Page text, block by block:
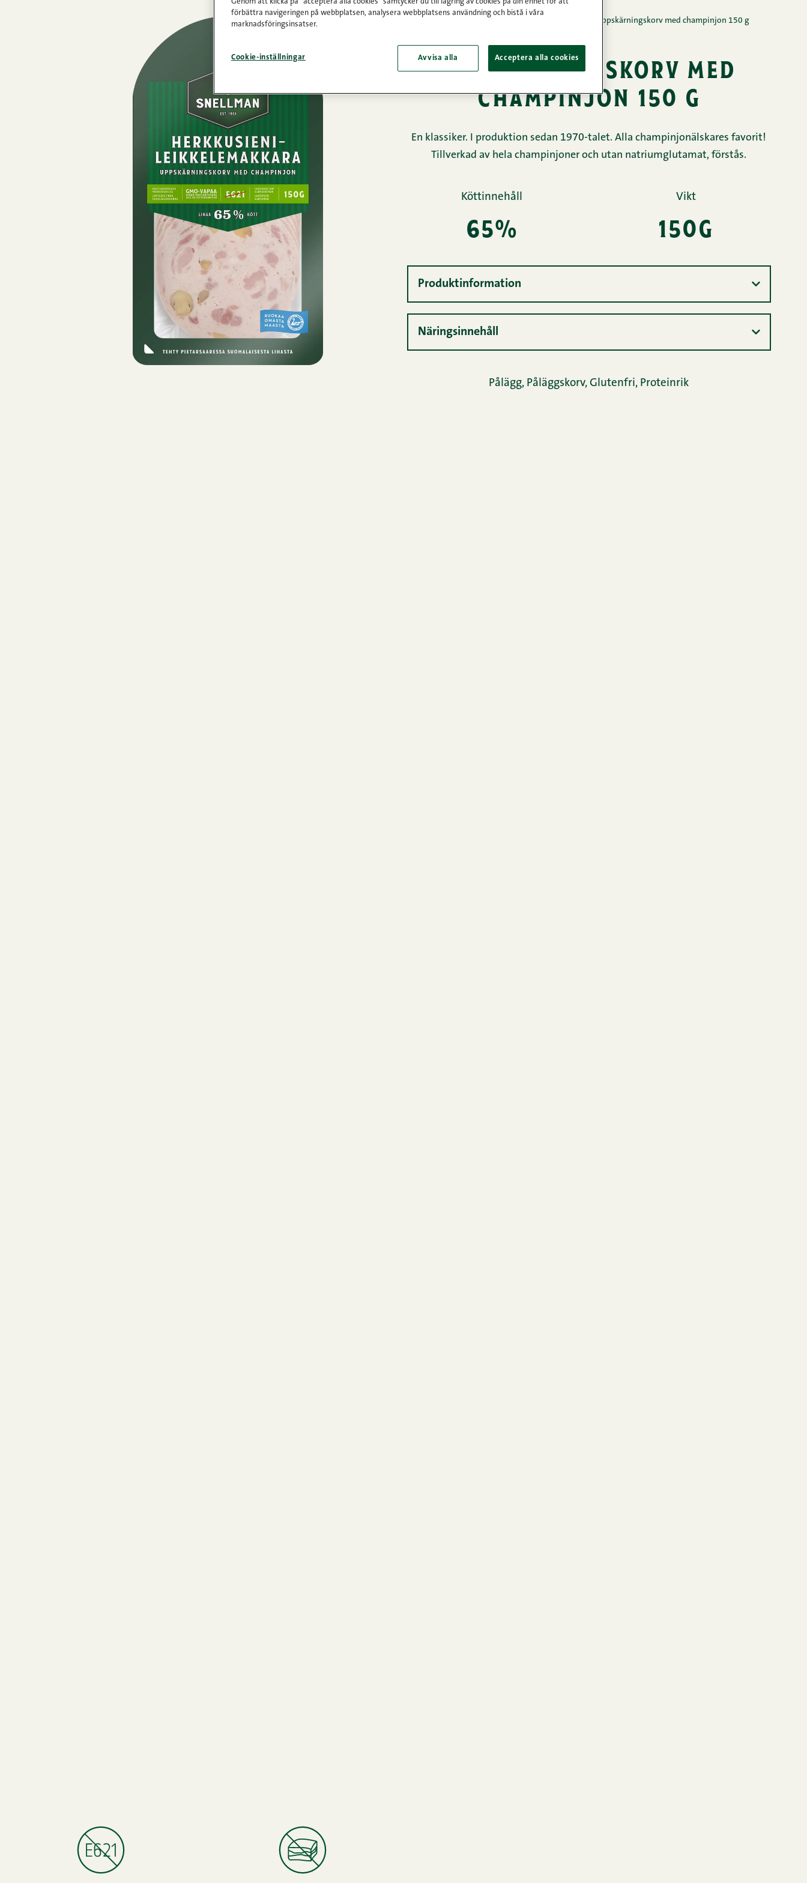
Uppskärningskorv med champinjon 150 g
uppskärningskorv med
champinjon 150 g
En klassiker. I produktion sedan 1970-talet. Alla champinjonälskares favorit!
Tillverkad av hela champinjoner och utan natriumglutamat, förstås.
Köttinnehåll
65%
Vikt
150g
Produktinformation
Näringsinnehåll
Pålägg, Påläggskorv,Glutenfri, Proteinrik
Genom att klicka på "acceptera alla cookies" samtycker du till lagring av cookies på din enhet för att
förbättra navigeringen på webbplatsen, analysera webbplatsens användning och bistå i våra
marknadsföringsinsatser.
Cookie-inställningar Avvisa alla Acceptera alla cookies